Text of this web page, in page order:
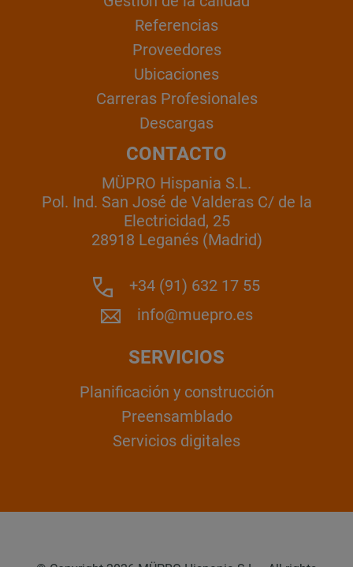
Referencias
Proveedores
Ubicaciones
Carreras Profesionales
Descargas
CONTACTO
MÜPRO Hispania S.L.
Pol. Ind. San José de Valderas C/ de la
Electricidad, 25
28918 Leganés (Madrid)
+34 (91) 632 17 55
info@muepro.es
SERVICIOS
Planificación y construcción
Preensamblado
Servicios digitales